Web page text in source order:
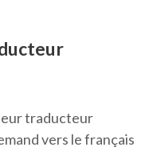
traducteur
vers le français